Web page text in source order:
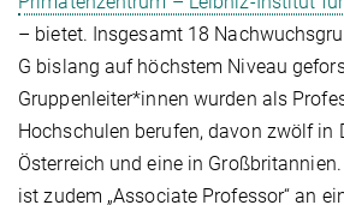
– bietet. Insgesamt 18
G bislang auf höchstem Niveau
Gruppenleiter*innen wurden als
Hochschulen berufen, davon zwölf in
Österreich und eine in
ist zudem „Associate Professor“ an